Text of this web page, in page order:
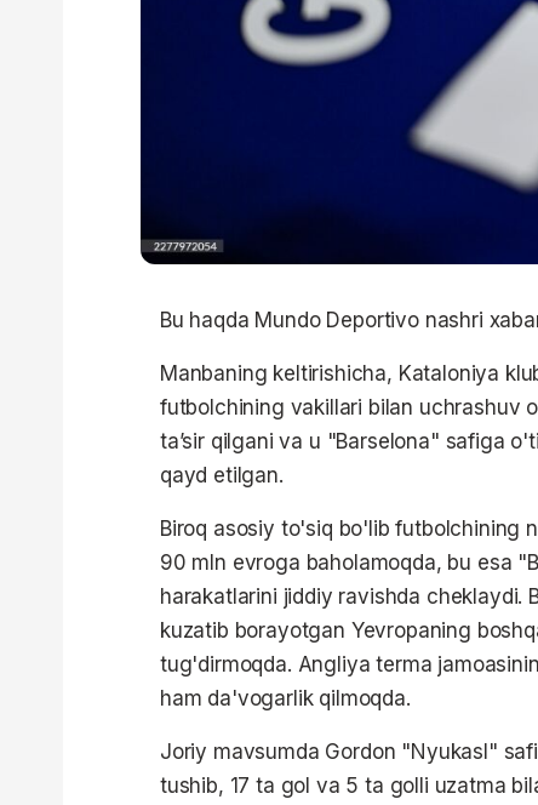
Bu haqda Mundo Deportivo nashri
Manbaning keltirishicha, Kataloniya
futbolchining vakillari bilan uchrashuv
ta’sir qilgani va u "Barselona" safiga
qayd etilgan.
Biroq asosiy to'siq bo'lib futbolchining
90 mln evroga baholamoqda, bu esa
harakatlarini jiddiy ravishda cheklaydi.
kuzatib borayotgan Yevropaning
tug'dirmoqda. Angliya terma
ham da'vogarlik qilmoqda.
Joriy mavsumda Gordon "Nyukasl"
tushib, 17 ta gol va 5 ta golli uzatma